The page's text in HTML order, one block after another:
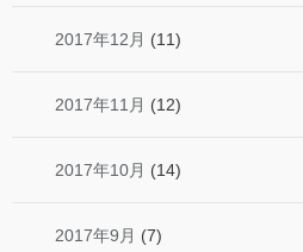
2017年12月 (11)
2017年11月 (12)
2017年10月 (14)
2017年9月 (7)